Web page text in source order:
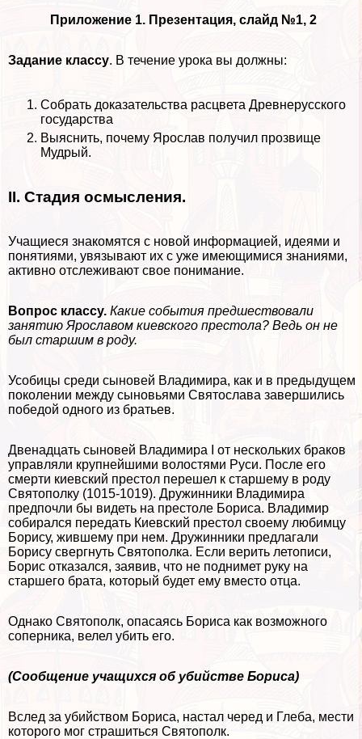
Приложение 1. Презентация, слайд №1, 2
Задание классу. В течение урока вы должны:
Собрать доказательства расцвета Древнерусского
государства
Выяснить, почему Ярослав получил прозвище
Мудрый.
II. Стадия осмысления.
Учащиеся знакомятся с новой информацией, идеями и
понятиями, увязывают их с уже имеющимися знаниями,
активно отслеживают свое понимание.
Вопрос классу. Какие события предшествовали
занятию Ярославом киевского престола? Ведь он не
был старшим в роду.
Усобицы среди сыновей Владимира, как и в предыдущем
поколении между сыновьями Святослава завершились
победой одного из братьев.
Двенадцать сыновей Владимира I от нескольких бpaков
управляли крупнейшими волостями Руси. После его
cмepти киевский престол перешел к старшему в роду
Святополку (1015-1019). Дружинники Владимира
предпочли бы видеть на престоле Бориса. Владимир
собирался передать Киевский престол своему любимцу
Борису, жившему при нем. Дружинники предлагали
Борису свергнуть Святополка. Если верить летописи,
Борис отказался, заявив, что не поднимет руку на
старшего брата, который будет ему вместо отца.
Однако Святополк, опасаясь Бориса как возможного
соперника, велел убить его.
(Сообщение учащихся об убийстве Бориса)
Вслед за убийством Бориса, настал черед и Глеба, мести
которого мог страшиться Святополк.